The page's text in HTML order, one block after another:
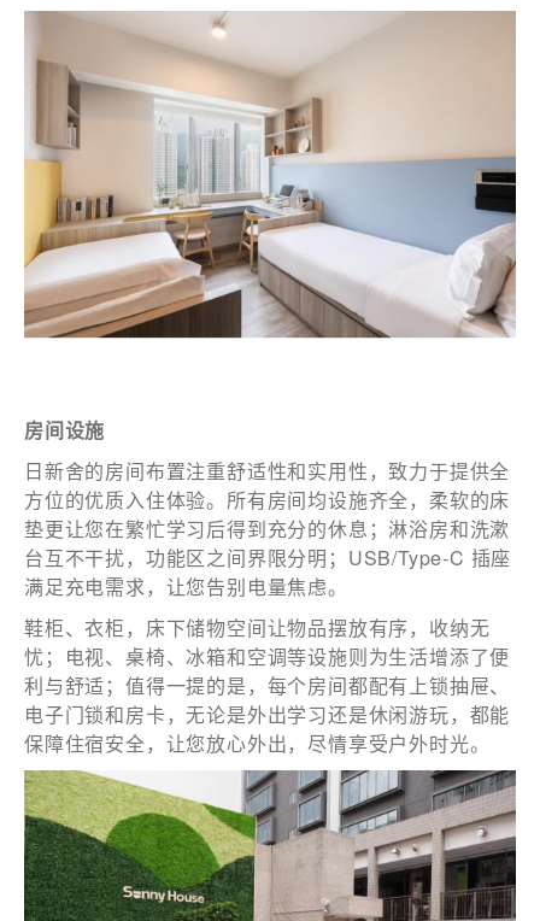
1. 如欲取消收取推廣，請從我們的電郵推廣按下「取消訂閱」連
2. 以想取消的電郵地址電郵至 marketing@sunnyhouse.hk​
房间设施
日新舍的房间布置注重舒适性和实用性，致力于提供全
方位的优质入住体验。所有房间均设施齐全，柔软的床
垫更让您在繁忙学习后得到充分的休息；淋浴房和洗漱
台互不干扰，功能区之间界限分明；USB/Type-C 插座
满足充电需求，让您告别电量焦虑。
鞋柜、衣柜，床下储物空间让物品摆放有序，收纳无
忧；电视、桌椅、冰箱和空调等设施则为生活增添了便
利与舒适；值得一提的是，每个房间都配有上锁抽屉、
电子门锁和房卡，无论是外出学习还是休闲游玩，都能
保障住宿安全，让您放心外出，尽情享受户外时光。